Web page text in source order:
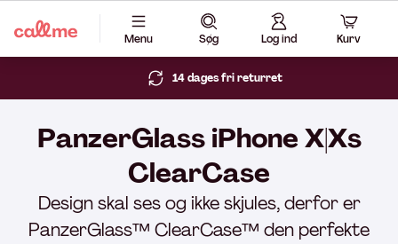
Menu Søg Log ind Kurv
14 dages fri returret
PanzerGlass iPhone X|Xs
ClearCase
Design skal ses og ikke skjules, derfor er
PanzerGlass™ ClearCase™ den perfekte